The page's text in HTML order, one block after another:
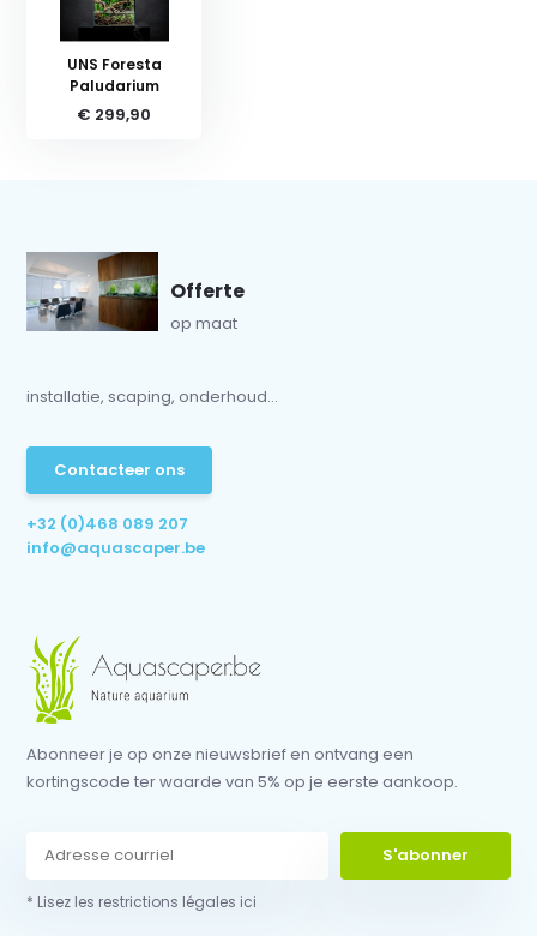
UNS Foresta
Paludarium
€ 299,90
Offerte
op maat
installatie, scaping, onderhoud...
Contacteer ons
+32 (0)468 089 207
info@aquascaper.be
Abonneer je op onze nieuwsbrief en ontvang een
kortingscode ter waarde van 5% op je eerste aankoop.
S'abonner
* Lisez les restrictions légales ici